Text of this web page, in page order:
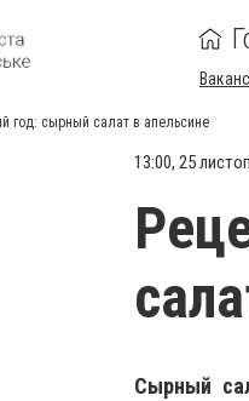
год: сырный салат в апельсине
13:00, 25
Сырный